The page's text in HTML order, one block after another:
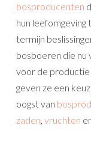
bosproducenten
hun
termijn
bosboeren die nu
voor de productie
geven ze een
oogst van
zaden, vruchten